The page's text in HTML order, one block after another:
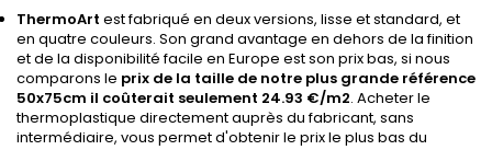
ThermoArt est fabriqué en deux versions, lisse et standard, et
en quatre couleurs. Son grand avantage en dehors de la finition
et de la disponibilité facile en Europe est son prix bas, si nous
comparons le prix de la taille de notre plus grande référence
50x75cm il coûterait seulement 24.93 €/m2. Acheter le
thermoplastique directement auprès du fabricant, sans
intermédiaire, vous permet d'obtenir le prix le plus bas du